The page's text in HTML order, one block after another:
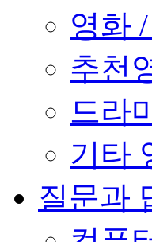
영화
추천
드라
기타
질문과